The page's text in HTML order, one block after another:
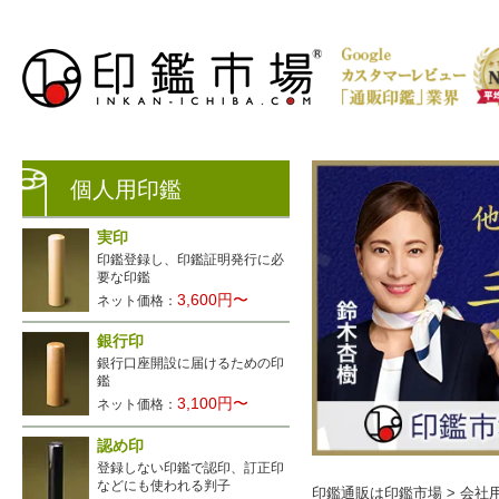
生レビュー公開中
印鑑通販は印鑑市場 > 会社
個人用印鑑
実印
印鑑登録し、印鑑証明発行に必
要な印鑑
ネット価格：3,600円〜
銀行印
銀行口座開設に届けるための印
鑑
ネット価格：3,100円〜
認め印
登録しない印鑑で認印、訂正印
などにも使われる判子